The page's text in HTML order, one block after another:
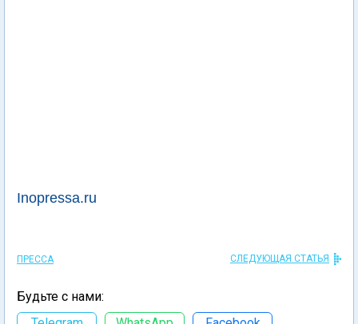
Inopressa.ru
ПРЕССА СЛЕДУЮЩАЯ СТАТЬЯ
Будьте с нами: